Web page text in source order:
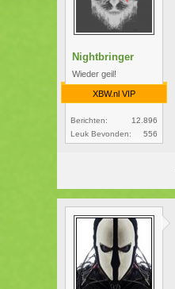
Nightbringer
Wieder geil!
XBW.nl VIP
Berichten:
12.896
Leuk Bevonden:
556